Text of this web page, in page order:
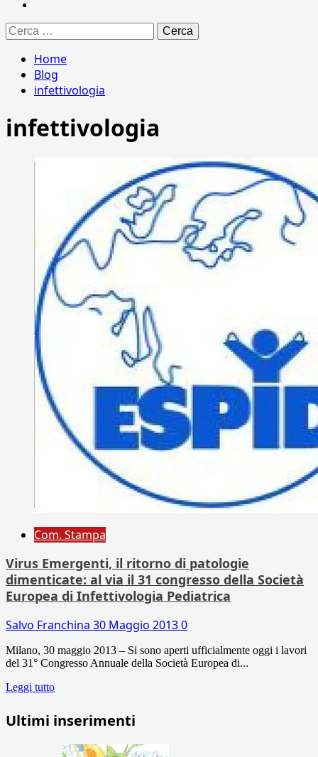
Ricerca
per:
Home
Blog
infettivologia
infettivologia
Com. Stampa
Virus Emergenti, il ritorno di patologie
dimenticate: al via il 31 congresso della Società
Europea di Infettivologia Pediatrica
Salvo Franchina 30 Maggio 20130
Milano, 30 maggio 2013 – Si sono aperti ufficialmente oggi i lavori
del 31° Congresso Annuale della Società Europea di...
Leggi tutto
Ultimi inserimenti